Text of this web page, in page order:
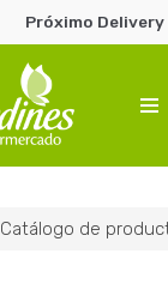
Próximo
Catálogo de